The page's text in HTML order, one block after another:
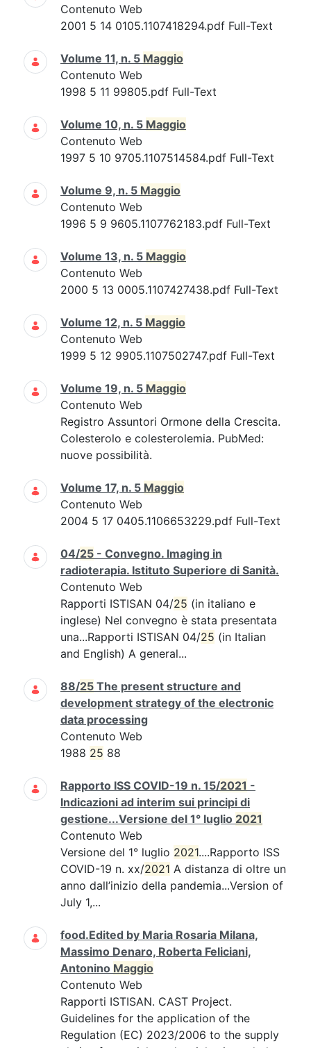
Contenuto Web
2001 5 14 0105.1107418294.pdf Full-Text
Volume 11, n. 5 Maggio
Contenuto Web
1998 5 11 99805.pdf Full-Text
Volume 10, n. 5 Maggio
Contenuto Web
1997 5 10 9705.1107514584.pdf Full-Text
Volume 9, n. 5 Maggio
Contenuto Web
1996 5 9 9605.1107762183.pdf Full-Text
Volume 13, n. 5 Maggio
Contenuto Web
2000 5 13 0005.1107427438.pdf Full-Text
Volume 12, n. 5 Maggio
Contenuto Web
1999 5 12 9905.1107502747.pdf Full-Text
Volume 19, n. 5 Maggio
Contenuto Web
Registro Assuntori Ormone della Crescita.
Colesterolo e colesterolemia. PubMed:
nuove possibilità.
Volume 17, n. 5 Maggio
Contenuto Web
2004 5 17 0405.1106653229.pdf Full-Text
04/25 - Convegno. Imaging in
radioterapia. Istituto Superiore di Sanità.
Contenuto Web
Rapporti ISTISAN 04/25 (in italiano e
inglese) Nel convegno è stata presentata
una...Rapporti ISTISAN 04/25 (in Italian
and English) A general...
88/25 The present structure and
development strategy of the electronic
data processing
Contenuto Web
1988 25 88
Rapporto ISS COVID-19 n. 15/2021 -
Indicazioni ad interim sui principi di
gestione...Versione del 1° luglio 2021
Contenuto Web
Versione del 1° luglio 2021....Rapporto ISS
COVID-19 n. xx/2021 A distanza di oltre un
anno dall’inizio della pandemia...Version of
July 1,...
food.Edited by Maria Rosaria Milana,
Massimo Denaro, Roberta Feliciani,
Antonino Maggio
Contenuto Web
Rapporti ISTISAN. CAST Project.
Guidelines for the application of the
Regulation (EC) 2023/2006 to the supply